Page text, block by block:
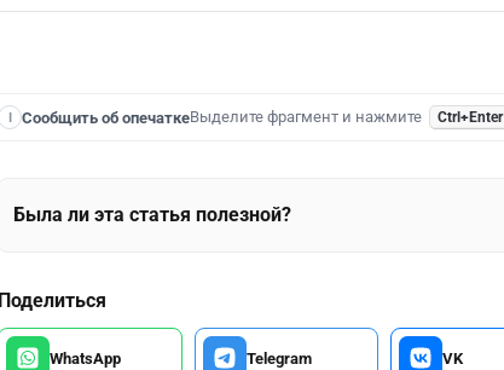
I Сообщить об опечаткеВыделите фрагмент и нажмите Ctrl+Enter
Была ли эта статья полезной?
Поделиться
WhatsApp Telegram VK